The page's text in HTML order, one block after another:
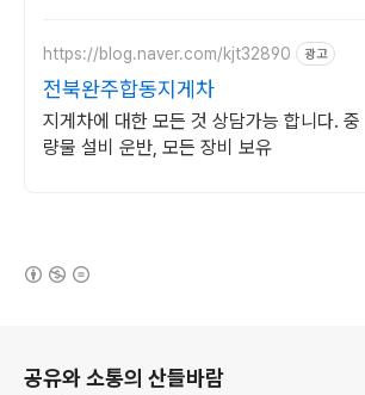
https://blog.naver.com/kjt32890 광고
전북완주합동지게차
지게차에 대한 모든 것 상담가능 합니다. 중
량물 설비 운반, 모든 장비 보유
공유와 소통의 산들바람